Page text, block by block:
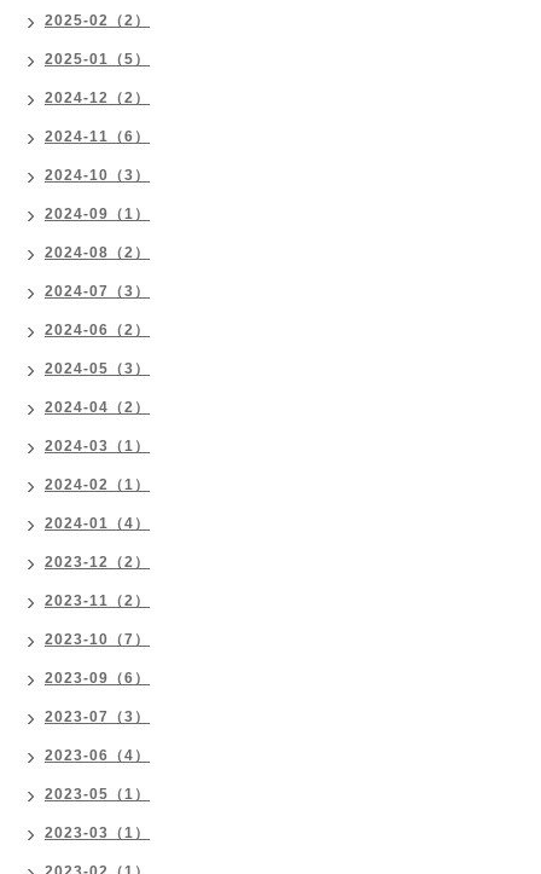
2025-02（2）
2025-01（5）
2024-12（2）
2024-11（6）
2024-10（3）
2024-09（1）
2024-08（2）
2024-07（3）
2024-06（2）
2024-05（3）
2024-04（2）
2024-03（1）
2024-02（1）
2024-01（4）
2023-12（2）
2023-11（2）
2023-10（7）
2023-09（6）
2023-07（3）
2023-06（4）
2023-05（1）
2023-03（1）